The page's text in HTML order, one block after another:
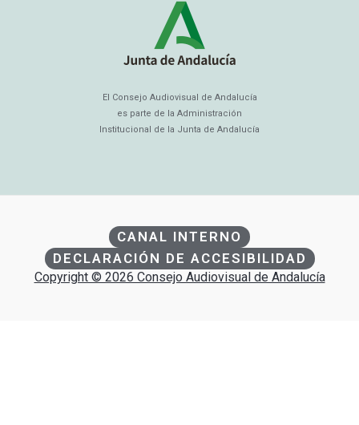
El Consejo Audiovisual de Andalucía
es parte de la Administración
Institucional de la Junta de Andalucía
CANAL INTERNO
DECLARACIÓN DE ACCESIBILIDAD
Copyright © 2026 Consejo Audiovisual de Andalucía